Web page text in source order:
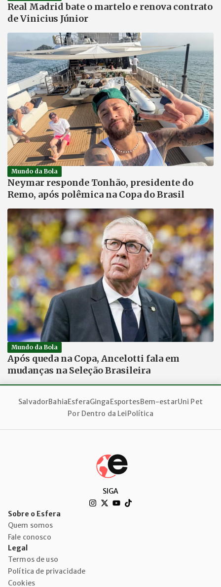
Real Madrid bate o martelo e renova contrato
de Vinicius Júnior
Mundo da Bola
Neymar responde Tonhão, presidente do
Remo, após polêmica na Copa do Brasil
Mundo da Bola
Após queda na Copa, Ancelotti fala em
mudanças na Seleção Brasileira
SalvadorBahiaEsferaGingaEsportesBem-estarUni Pet
Por Dentro da LeiPolítica
SIGA
Sobre o Esfera
Quem somos
Fale conosco
Legal
Termos de uso
Política de privacidade
Cookies